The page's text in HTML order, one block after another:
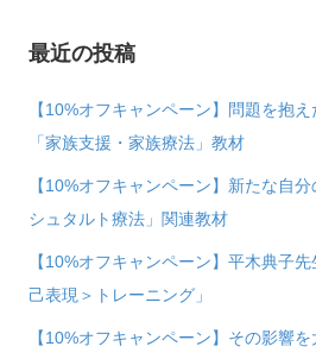
最近の投稿
【10%オフキャンペーン】問題を抱
「家族支援・家族療法」教材
【10%オフキャンペーン】新たな自
シュタルト療法」関連教材
【10%オフキャンペーン】平木典子
己表現＞トレーニング」
【10%オフキャンペーン】その影響